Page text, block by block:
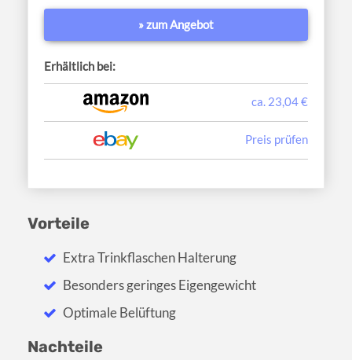
» zum Angebot
Erhältlich bei:
ca. 23,04 €
Preis prüfen
Vorteile
Extra Trinkflaschen Halterung
Besonders geringes Eigengewicht
Optimale Belüftung
Nachteile